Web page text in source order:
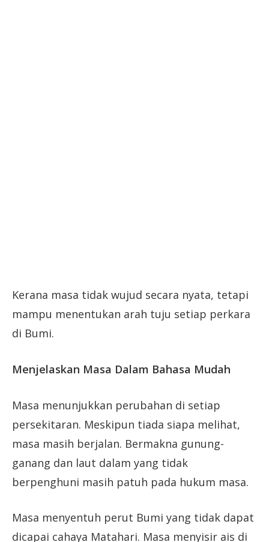
Kerana masa tidak wujud secara nyata, tetapi
mampu menentukan arah tuju setiap perkara
di Bumi.
Menjelaskan Masa Dalam Bahasa Mudah
Masa menunjukkan perubahan di setiap
persekitaran. Meskipun tiada siapa melihat,
masa masih berjalan. Bermakna gunung-
ganang dan laut dalam yang tidak
berpenghuni masih patuh pada hukum masa.
Masa menyentuh perut Bumi yang tidak dapat
dicapai cahaya Matahari. Masa menyisir ais di